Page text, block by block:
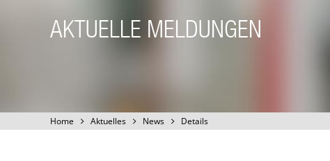
AKTUELLE MELDUNGEN
Home Aktuelles News Details